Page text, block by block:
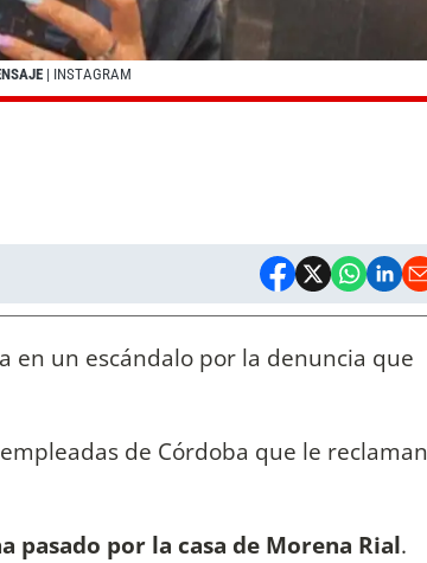
| INSTAGRAM
en un escándalo por la denuncia que
de Córdoba que le reclaman
pasado por la casa de Morena Rial.